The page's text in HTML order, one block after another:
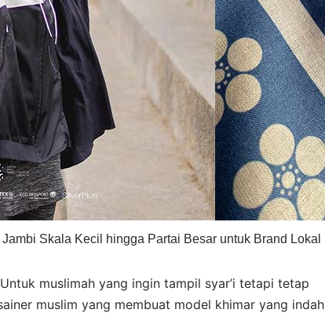
Skala Kecil hingga Partai Besar untuk Brand Lokal
muslimah yang ingin tampil syar’i tetapi tetap
muslim yang membuat model khimar yang indah